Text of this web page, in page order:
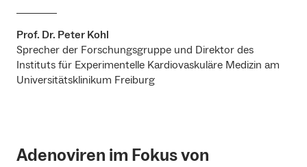
Prof. Dr. Peter Kohl
Sprecher der Forschungsgruppe und Direktor des
Instituts für Experimentelle Kardiovaskuläre Medizin am
Universitätsklinikum Freiburg
Adenoviren im Fokus von